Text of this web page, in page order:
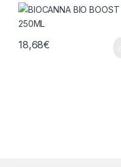
18,68€